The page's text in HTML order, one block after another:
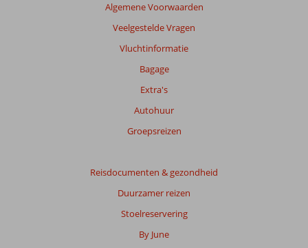
Algemene Voorwaarden
Veelgestelde Vragen
Vluchtinformatie
Bagage
Extra's
Autohuur
Groepsreizen
Reisdocumenten & gezondheid
Duurzamer reizen
Stoelreservering
By June